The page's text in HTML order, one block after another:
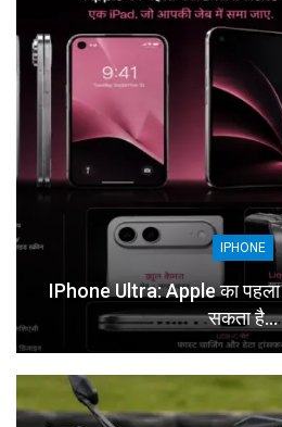
IPHONE
IPhone Ultra: Apple का
सकता है…